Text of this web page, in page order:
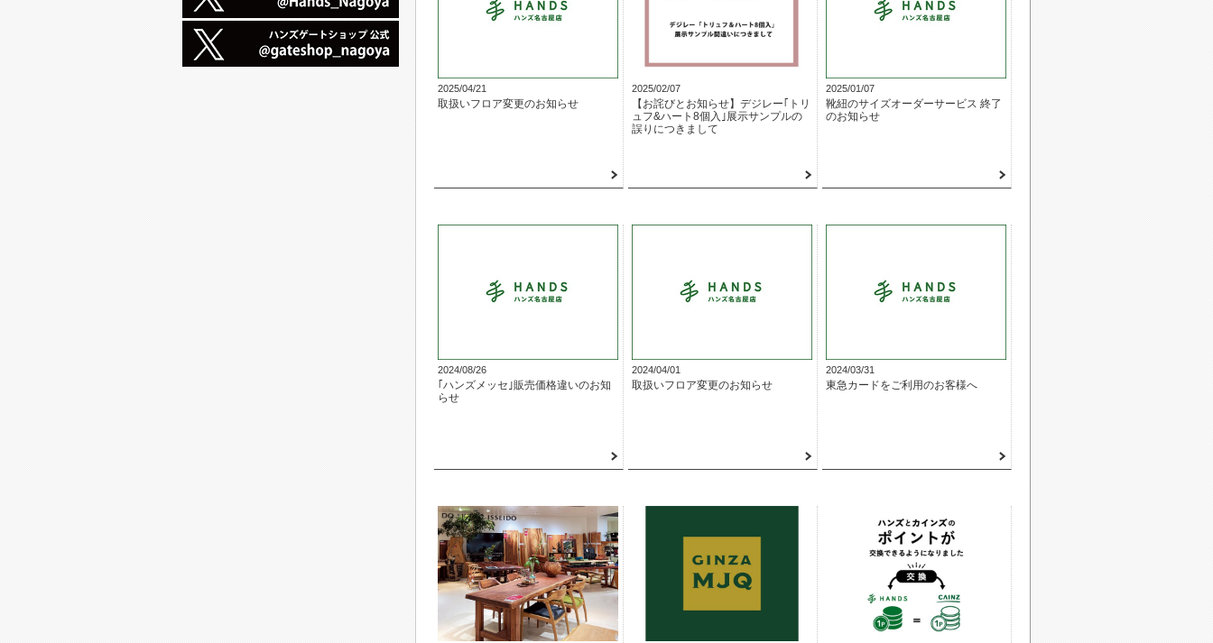
2025/04/21
取扱いフロア変更のお知らせ
2025/02/07
【お詫びとお知らせ】デジレー｢トリ
ュフ&ハート8個入｣展示サンプルの
誤りにつきまして
2025/01/07
靴紐のサイズオーダーサービス 終了
のお知らせ
2024/08/26
｢ハンズメッセ｣販売価格違いのお知
らせ
2024/04/01
取扱いフロア変更のお知らせ
2024/03/31
東急カードをご利用のお客様へ